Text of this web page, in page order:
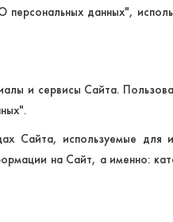
данных",
сервисы Сайта.
Сайта, используемые для
на Сайт, а именно: